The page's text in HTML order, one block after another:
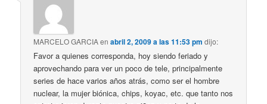
MARCELO GARCIAenabril 2, 2009 a las 11:53 pm dijo:
Favor a quienes corresponda, hoy siendo feriado y
aprovechando para ver un poco de tele, principalmente
series de hace varios años atrás, como ser el hombre
nuclear, la mujer biónica, chips, koyac, etc. que tanto nos